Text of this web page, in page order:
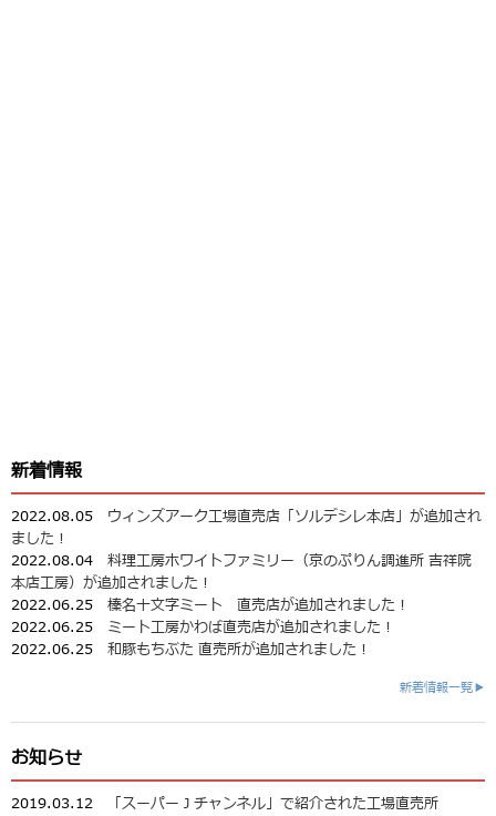
新着情報
2022.08.05 ウィンズアーク工場直売店「ソルデシレ本店」が追加され
ました！
2022.08.04 料理工房ホワイトファミリー（京のぷりん調進所 吉祥院
本店工房）が追加されました！
2022.06.25 榛名十文字ミート 直売店が追加されました！
2022.06.25 ミート工房かわば直売店が追加されました！
2022.06.25 和豚もちぶた 直売所が追加されました！
新着情報一覧▶
お知らせ
2019.03.12
「スーパーＪチャンネル」で紹介された工場直売所